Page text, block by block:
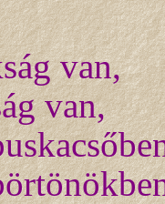
van,
van,